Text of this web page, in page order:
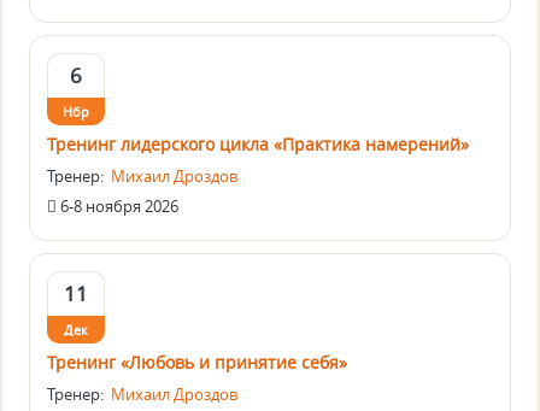
6
Нбр
Тренинг лидерского цикла «Практика намерений»
Тренер: Михаил Дроздов
6-8 ноября 2026
11
Дек
Тренинг «Любовь и принятие себя»
Тренер: Михаил Дроздов